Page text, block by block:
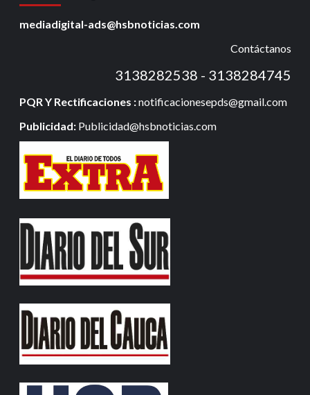
mediadigital-ads@hsbnoticias.com
Contáctanos
3138282538 - 3138284745
PQR Y Rectificaciones :notificacionesepds@gmail.com
Publicidad: Publicidad@hsbnoticias.com